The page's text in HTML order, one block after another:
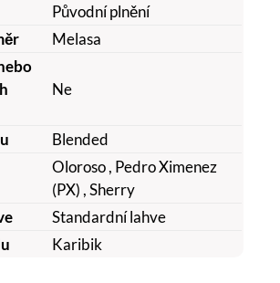
Původní plnění
Melasa
Ne
Blended
Oloroso, Pedro Ximenez
(PX) , Sherry
Standardní lahve
Karibik